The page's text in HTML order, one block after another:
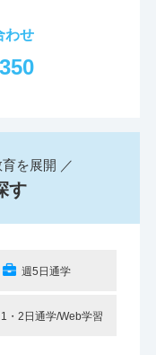
わせ
を展開 ／
す
週5日通学
1・2日通学/Web学習